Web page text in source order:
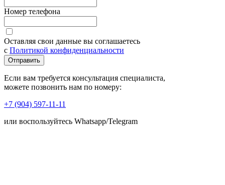
Номер телефона
Оставляя свои данные вы соглашаетесь
с Политикой конфиденциальности
Отправить
Если вам требуется консультация специалиста,
можете позвонить нам по номеру:
+7 (904) 597-11-11
или воспользуйтесь Whatsapp/Telegram